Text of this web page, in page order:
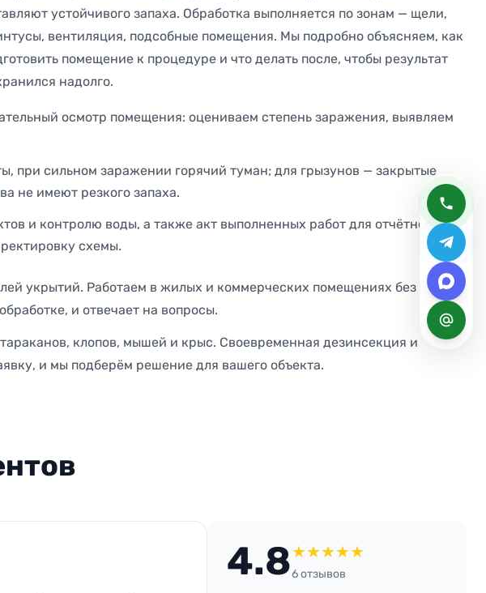
устойчивого запаха. Обработка выполняется по зонам — щели,
вентиляция, подсобные помещения. Мы подробно объясняем, как
помещение к процедуре и что делать после, чтобы результат
надолго.
осмотр помещения: оцениваем степень заражения, выявляем
при сильном заражении горячий туман; для грызунов — закрытые
не имеют резкого запаха.
и контролю воды, а также акт выполненных работ для отчётности.
схемы.
укрытий. Работаем в жилых и коммерческих помещениях без
и отвечает на вопросы.
клопов, мышей и крыс. Своевременная дезинсекция и
и мы подберём решение для вашего объекта.
4.8★★★★★
6 отзывов